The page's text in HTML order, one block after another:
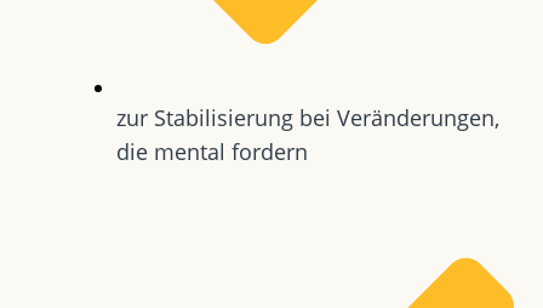
zur Stabilisierung bei Veränderungen,
die mental fordern